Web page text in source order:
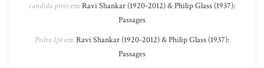
candida piresem Ravi Shankar (1920-2012) & Philip Glass (1937):
Passages
Pedro Ipêem Ravi Shankar (1920-2012) & Philip Glass (1937):
Passages